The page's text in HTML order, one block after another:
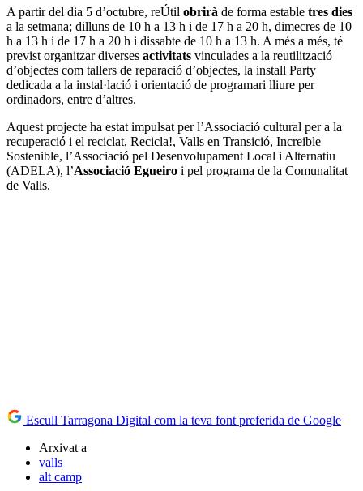
A partir del dia 5 d’octubre, reÚtil obrirà de forma estable tres dies
a la setmana; dilluns de 10 h a 13 h i de 17 h a 20 h, dimecres de 10
h a 13 h i de 17 h a 20 h i dissabte de 10 h a 13 h. A més a més, té
previst organitzar diverses activitats vinculades a la reutilització
d’objectes com tallers de reparació d’objectes, la install Party
dedicada a la instal·lació i orientació de programari lliure per
ordinadors, entre d’altres.
Aquest projecte ha estat impulsat per l’Associació cultural per a la
recuperació i el reciclat, Recicla!, Valls en Transició, Increible
Sostenible, l’Associació pel Desenvolupament Local i Alternatiu
(ADELA), l’Associació Egueiro i pel programa de la Comunalitat
de Valls.
Escull Tarragona Digital com la teva font preferida de Google
Arxivat a
valls
alt camp